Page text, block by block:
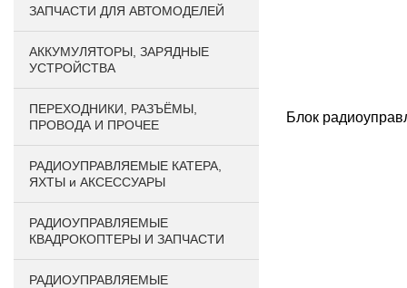
ЗАПЧАСТИ ДЛЯ АВТОМОДЕЛЕЙ
АККУМУЛЯТОРЫ, ЗАРЯДНЫЕ
УСТРОЙСТВА
ПЕРЕХОДНИКИ, РАЗЪЁМЫ,
ПРОВОДА И ПРОЧЕЕ
РАДИОУПРАВЛЯЕМЫЕ КАТЕРА,
ЯХТЫ и АКСЕССУАРЫ
РАДИОУПРАВЛЯЕМЫЕ
КВАДРОКОПТЕРЫ И ЗАПЧАСТИ
РАДИОУПРАВЛЯЕМЫЕ
Блок